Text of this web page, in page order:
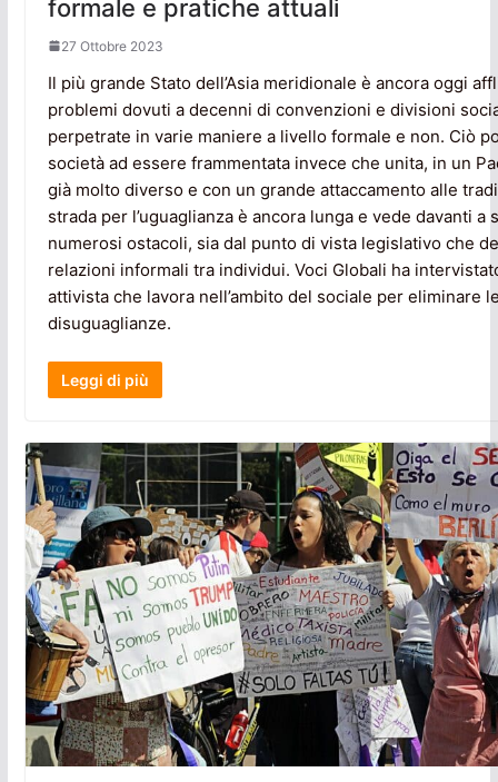
formale e pratiche attuali
27 Ottobre 2023
Il più grande Stato dell’Asia meridionale è ancora oggi
problemi dovuti a decenni di convenzioni e divisioni
perpetrate in varie maniere a livello formale e non. Ciò
società ad essere frammentata invece che unita, in un
già molto diverso e con un grande attaccamento alle
strada per l’uguaglianza è ancora lunga e vede davanti a
numerosi ostacoli, sia dal punto di vista legislativo che
relazioni informali tra individui. Voci Globali ha
attivista che lavora nell’ambito del sociale per eliminare
disuguaglianze.
Leggi di più